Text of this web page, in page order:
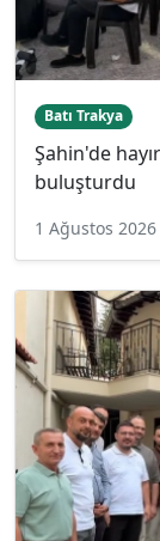
Batı Trakya
Şahin'de
buluşturdu
1 Ağustos 2026